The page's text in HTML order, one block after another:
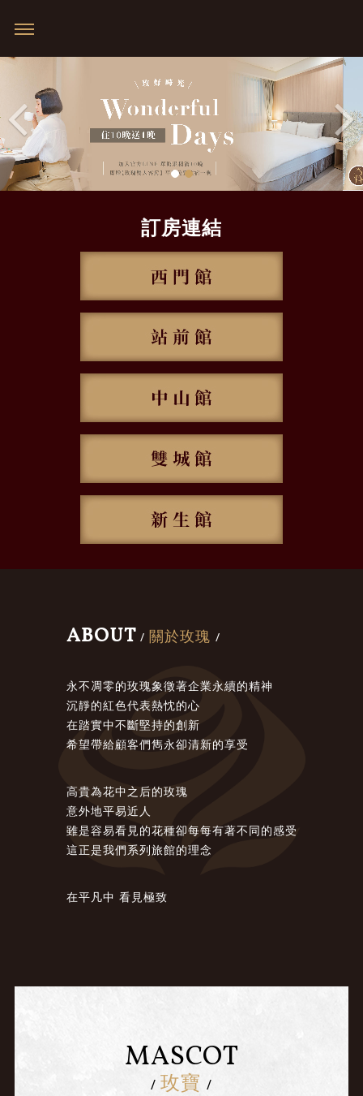
Previous
訂房連結
ABOUT / 關於玫瑰 /
永不凋零的玫瑰象徵著企業永續的精神
沉靜的紅色代表熱忱的心
在踏實中不斷堅持的創新
希望帶給顧客們雋永卻清新的享受
高貴為花中之后的玫瑰
意外地平易近人
雖是容易看見的花種卻每每有著不同的感受
這正是我們系列旅館的理念
在平凡中 看見極致
MASCOT
/ 玫寶 /